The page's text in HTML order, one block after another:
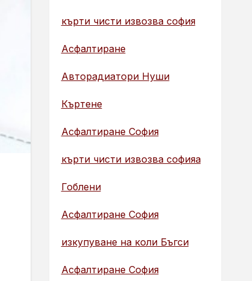
кърти чисти извозва софия
Асфалтиране
Авторадиатори Нуши
Къртене
Асфалтиране София
кърти чисти извозва софияа
Гоблени
Асфалтиране София
изкупуване на коли Бъгси
Асфалтиране София